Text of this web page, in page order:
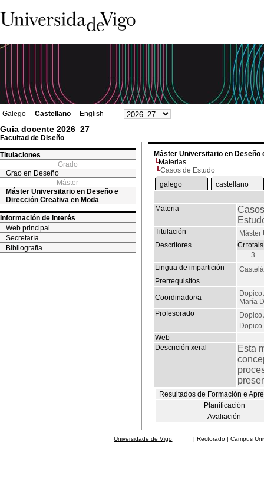
Galego Castellano English
Guia docente 2026_27
Facultad de Diseño
Titulaciones
Grado
Grao en Deseño
Máster
Máster Universitario en Deseño e
Dirección Creativa en Moda
Información de interés
Web principal
Secretaría
Bibliografía
Máster Universitario en Deseño
Materias
Casos de Estudo
galego
castellano
Materia
Titulación
Descritores
Cr.totais
3
Lingua de impartición
Prerrequisitos
Coordinador/a
Dopico
María
Profesorado
Web
Descrición xeral
Esta
Resultados de Formación e
Planificación
Avaliación
Universidade de Vigo | Rectorado | Campus